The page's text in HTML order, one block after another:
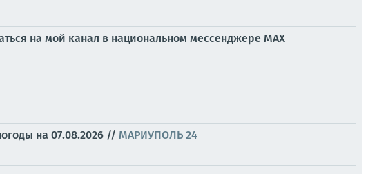
на мой канал в национальном мессенджере МАХ
на 07.08.2026 // МАРИУПОЛЬ 24